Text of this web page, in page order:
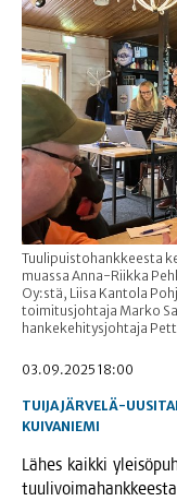
Tuulipuistohankkeesta
muassa Anna-Riikka
Oy:stä, Liisa Kantola
toimitusjohtaja Marko
hankekehitysjohtaja
03.09.2025 18:00
TUIJA JÄRVELÄ-
KUIVANIEMI
Lähes kaik­ki